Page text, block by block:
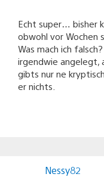
Echt super… bisher
obwohl vor Wochen
Was mach ich
irgendwie angelegt,
gibts nur ne
er nichts.
Nessy82